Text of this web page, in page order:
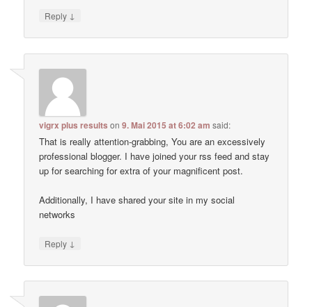
Reply ↓
vigrx plus results on9. Mai 2015 at 6:02 am said:
That is really attention-grabbing, You are an excessively
professional blogger. I have joined your rss feed and stay
up for searching for extra of your magnificent post.
Additionally, I have shared your site in my social
networks
Reply ↓